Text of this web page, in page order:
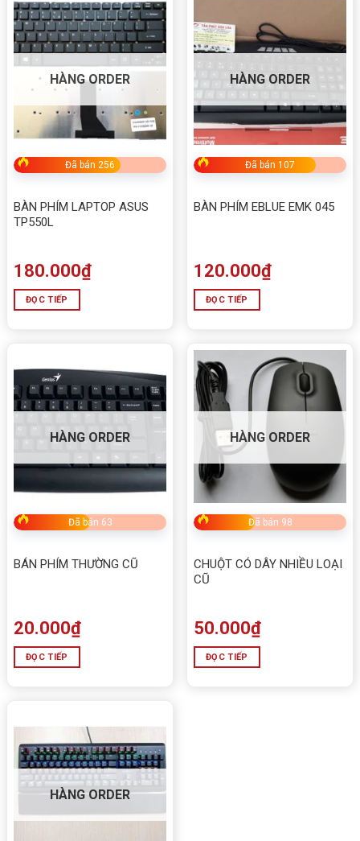
HÀNG ORDER
Đã bán 256
BÀN PHÍM LAPTOP ASUS
TP550L
180.000₫
ĐỌC TIẾP
HÀNG ORDER
Đã bán 107
BÀN PHÍM EBLUE EMK 045
120.000₫
ĐỌC TIẾP
HÀNG ORDER
Đã bán 63
BÁN PHÍM THƯỜNG CŨ
20.000₫
ĐỌC TIẾP
HÀNG ORDER
Đã bán 98
CHUỘT CÓ DÂY NHIỀU LOẠI
CŨ
50.000₫
ĐỌC TIẾP
HÀNG ORDER